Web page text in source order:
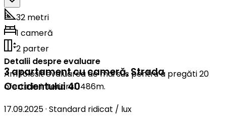
32 metri
1 cameră
2 parter
Detalii despre evaluare
Am folosit evaluarea de mai sus pentru a pregăti 20
oferte în interiorul 1486m.
3 apartament cu cameră,Strada
Occidentului 40
17.09.2025· Standard ridicat / lux